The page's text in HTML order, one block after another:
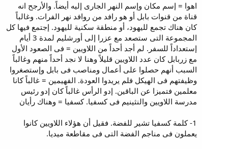
اهوا = إسم مكان وإسم النهر الجارى إليه أيضاً. والأرجح انه
قناة من قنوات بابل أو هو رافد من روافد نهر الفرات. وغالباً
كان هناك تجمع لليهود، أو منطقة سكنية لليهود. إجتمع فيها كل
المجموعة التى ستصعد مع عزرا إلى أورشليم لمدة 3 أيام
إستعداداً للسفر. لم أجد أحداً من اللاويين = فى الصعود الأول
مع زربابل كان عدد اللاويين قليلاً وهنا لا نجد أحداً منهم وغالباً
السبب أنهم حصلوا على أعمال ومناصب فى بابل وإستصغروا
وظيفتهم فى الهيكل فلم يريدوا العودة. الفهيمين = غالباً كانا
معلمين فتميزا عن الباقين. إدو الرأس غالباً كان إدو رئيس
مدرسة اللاويين والنثينيم فى كسفيا. كسفيا = وهناك رأيان
1- كلمة كسفيا تشير للفضة. فقيل أن هؤلاء اللاويين كانوا
يعملون فى مناجم الفضة التى فى مقاطعة ميديا.